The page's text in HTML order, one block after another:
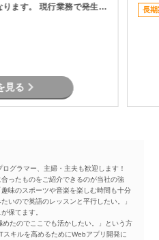
行業務で発生し
、機能追加を実現しま
見る
長期
グラマー、主婦・主夫も歓迎します！
ったものをご紹介できるのが当社の強
味のスポーツや音楽を楽しむ時間も十分
いので英語のレッスンと平行したい。」
保てます。
たのでここでも活かしたい。」という方
キルを高めるためにWebアプリ開発に